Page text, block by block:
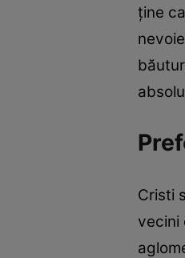
ţine
Cristi
vecini